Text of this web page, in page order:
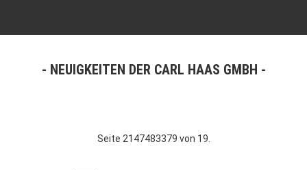
NEUIGKEITEN DER CARL HAAS GMBH
Seite 2147483379 von 19.